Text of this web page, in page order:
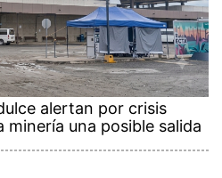
alertan por crisis
minería una posible salida